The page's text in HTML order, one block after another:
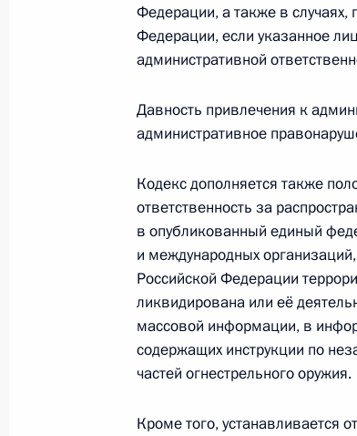
Подписан закон,
1 июля 2021 года, 13:10
Внесено изменение в
1 июля 2021 года, 13:00
Бюджетный кодекс
казначейского
1 июля 2021 года, 12:55
Федерации, а также в
Федерации, если указанное
административной
Давность привлечения к
административное
Кодекс дополняется также
ответственность за
в опубликованный единый
и международных
Российской Федерации
ликвидирована или её
массовой информации, в
содержащих инструкции по
частей огнестрельного оружия.
Кроме того, устанавливается